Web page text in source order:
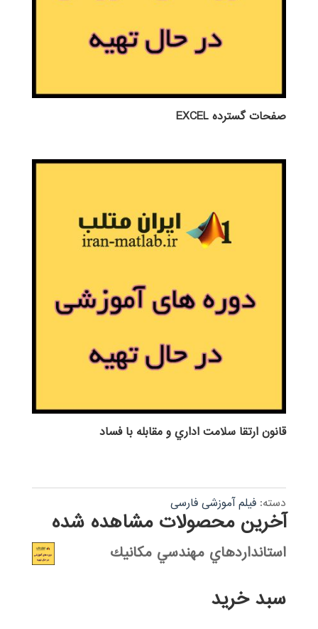
صفحات گسترده EXCEL
قانون ارتقا سلامت اداري و مقابله با فساد
دسته: فیلم آموزشی فارسی
آخرین محصولات مشاهده شده
استانداردهاي مهندسي مكانيك
سبد خرید